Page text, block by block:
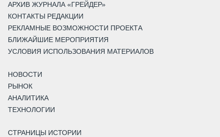
АРХИВ ЖУРНАЛА «ГРЕЙДЕР»
КОНТАКТЫ РЕДАКЦИИ
РЕКЛАМНЫЕ ВОЗМОЖНОСТИ ПРОЕКТА
БЛИЖАЙШИЕ МЕРОПРИЯТИЯ
УСЛОВИЯ ИСПОЛЬЗОВАНИЯ МАТЕРИАЛОВ
НОВОСТИ
РЫНОК
АНАЛИТИКА
ТЕХНОЛОГИИ
СТРАНИЦЫ ИСТОРИИ